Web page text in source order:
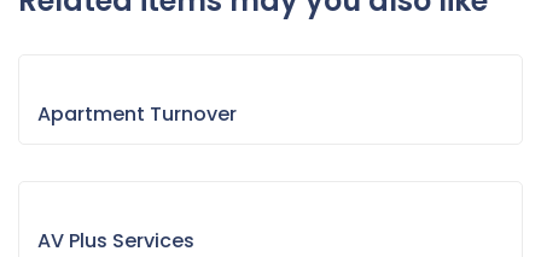
Apartment Turnover
AV Plus Services